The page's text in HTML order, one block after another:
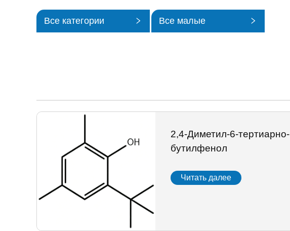
Все категории Все малые
2,4-Диметил-6-тертиарно-
бутилфенол
Читать далее